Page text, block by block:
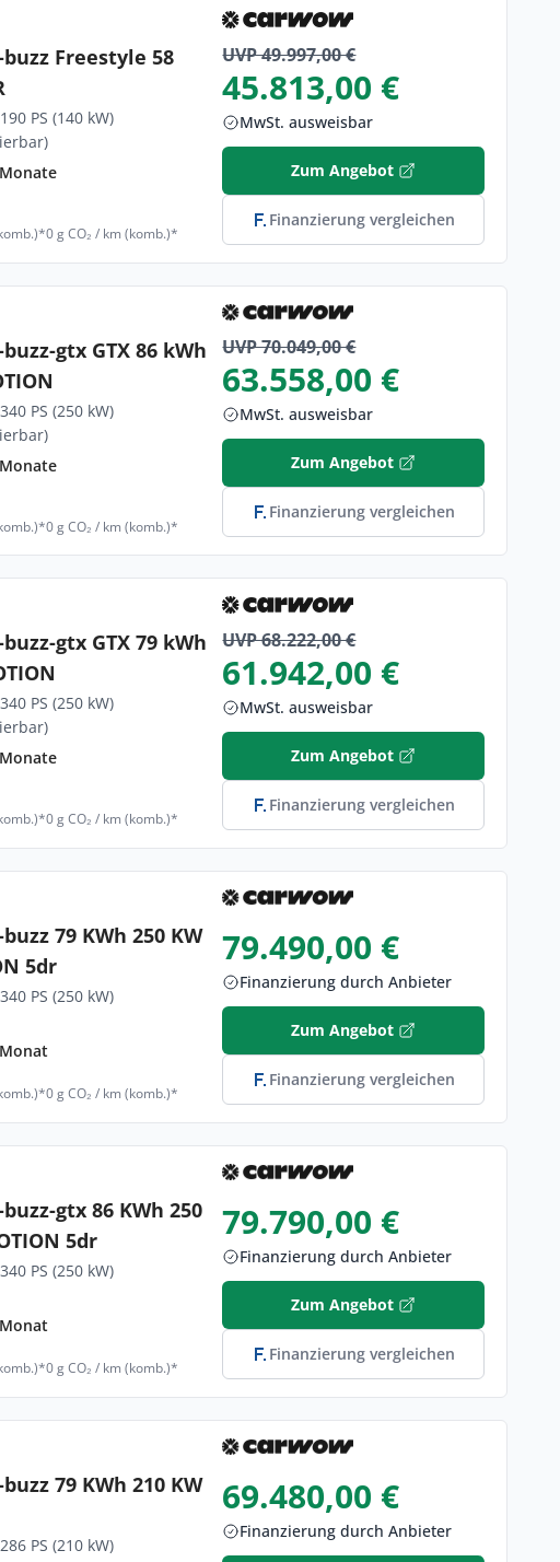
Freestyle 58
190 PS (140 kW)
0 g CO₂ / km (komb.)*
UVP 49.997,00 €
45.813,00 €
MwSt. ausweisbar
Zum Angebot
Finanzierung vergleichen
gtx GTX 86 kWh
340 PS (250 kW)
0 g CO₂ / km (komb.)*
UVP 70.049,00 €
63.558,00 €
MwSt. ausweisbar
Zum Angebot
Finanzierung vergleichen
gtx GTX 79 kWh
340 PS (250 kW)
0 g CO₂ / km (komb.)*
UVP 68.222,00 €
61.942,00 €
MwSt. ausweisbar
Zum Angebot
Finanzierung vergleichen
79 KWh 250 KW
5dr
340 PS (250 kW)
0 g CO₂ / km (komb.)*
79.490,00 €
Finanzierung durch Anbieter
Zum Angebot
Finanzierung vergleichen
gtx 86 KWh 250
5dr
340 PS (250 kW)
0 g CO₂ / km (komb.)*
79.790,00 €
Finanzierung durch Anbieter
Zum Angebot
Finanzierung vergleichen
79 KWh 210 KW
286 PS (210 kW)
69.480,00 €
Finanzierung durch Anbieter